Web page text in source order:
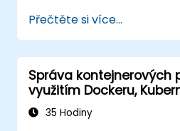
https://
kubernetes-
Přečtěte si více...
Správa kontejnerových
využitím Dockeru,
35 Hodiny